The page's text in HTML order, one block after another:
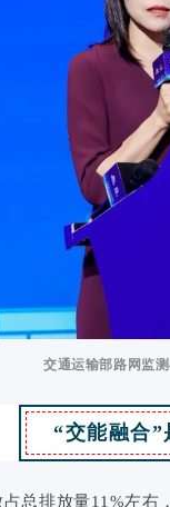
交通运输部路网监
“交能融合
总排放量11%左